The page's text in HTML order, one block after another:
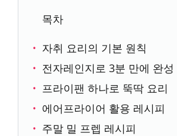
목차
자취 요리의 기본 원칙
전자레인지로 3분 만에 완성
프라이팬 하나로 뚝딱 요리
에어프라이어 활용 레시피
주말 밀 프렙 레시피